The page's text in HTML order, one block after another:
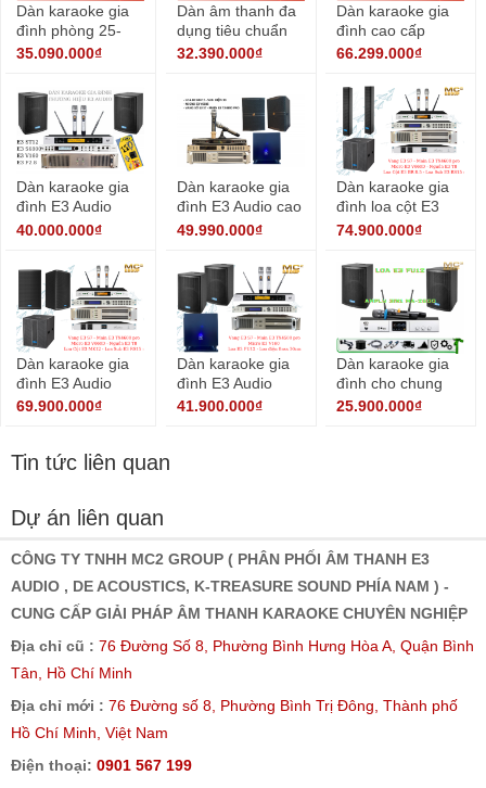
Dàn karaoke gia
đình phòng 25-
30m2 thương hiệu
35.090.000₫
Dàn âm thanh đa
dụng tiêu chuẩn
karaoke, xem
32.390.000₫
Dàn karaoke gia
đình cao cấp
66.299.000₫
Dàn karaoke gia
đình E3 Audio
được yêu thích
40.000.000₫
Dàn karaoke gia
đình E3 Audio cao
cấp 02
49.990.000₫
Dàn karaoke gia
đình loa cột E3
BR 8.5 cao cấp
74.900.000₫
Dàn karaoke gia
đình E3 Audio
2023 ( 01 )
69.900.000₫
Dàn karaoke gia
đình E3 Audio
2023 số 03
41.900.000₫
Dàn karaoke gia
đình cho chung
cư 2024 số 4
25.900.000₫
Tin tức liên quan
Dự án liên quan
CÔNG TY TNHH MC2 GROUP ( PHÂN PHỐI ÂM THANH E3
AUDIO , DE ACOUSTICS, K-TREASURE SOUND PHÍA NAM ) -
CUNG CẤP GIẢI PHÁP ÂM THANH KARAOKE CHUYÊN NGHIỆP
Địa chỉ cũ : 76 Đường Số 8, Phường Bình Hưng Hòa A, Quận Bình
Tân, Hồ Chí Minh
Địa chỉ mới : 76 Đường số 8, Phường Bình Trị Đông, Thành phố
Hồ Chí Minh, Việt Nam
Điện thoại: 0901 567 199